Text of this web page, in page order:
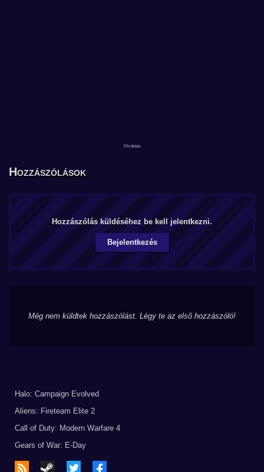
Hozzászólások
Hozzászólás küldéséhez be kell jelentkezni.
Bejelentkezés
Még nem küldtek hozzászólást. Légy te az első hozzászóló!
Halo: Campaign Evolved
Aliens: Fireteam Elite 2
Call of Duty: Modern Warfare 4
Gears of War: E-Day